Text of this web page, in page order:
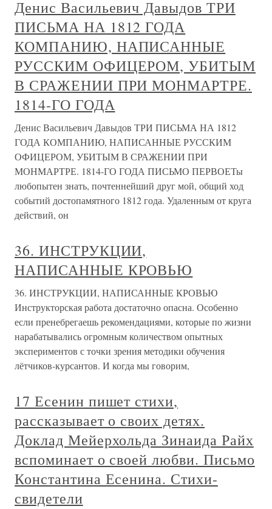
Денис Васильевич Давыдов ТРИ
ПИСЬМА НА 1812 ГОДА
КОМПАНИЮ, НАПИСАННЫЕ
РУССКИМ ОФИЦЕРОМ, УБИТЫМ
В СРАЖЕНИИ ПРИ МОНМАРТРЕ.
1814-ГО ГОДА
Денис Васильевич Давыдов ТРИ ПИСЬМА НА 1812
ГОДА КОМПАНИЮ, НАПИСАННЫЕ РУССКИМ
ОФИЦЕРОМ, УБИТЫМ В СРАЖЕНИИ ПРИ
МОНМАРТРЕ. 1814-ГО ГОДА ПИСЬМО ПЕРВОЕТы
любопытен знать, почтеннейший друг мой, общий ход
событий достопамятного 1812 года. Удаленным от круга
действий, он
36. ИНСТРУКЦИИ,
НАПИСАННЫЕ КРОВЬЮ
36. ИНСТРУКЦИИ, НАПИСАННЫЕ КРОВЬЮ
Инструкторская работа достаточно опасна. Особенно
если пренебрегаешь рекомендациями, которые по жизни
нарабатывались огромным количеством опытных
экспериментов с точки зрения методики обучения
лётчиков-курсантов. И когда мы говорим,
17 Есенин пишет стихи,
рассказывает о своих детях.
Доклад Мейерхольда Зинаида Райх
вспоминает о своей любви. Письмо
Константина Есенина. Стихи-
свидетели